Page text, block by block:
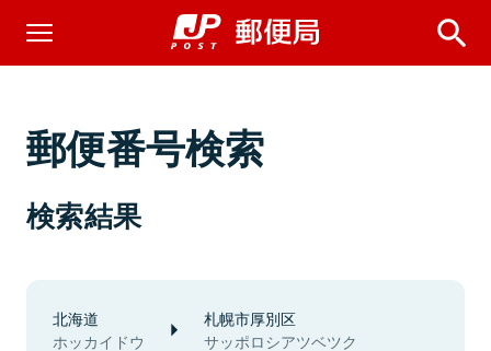
郵便番号検索
検索結果
北海道
ホッカイドウ
札幌市厚別区
サッポロシアツベツク